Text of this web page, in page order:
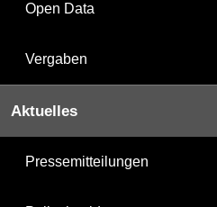
Open Data
Vergaben
Aktuelles
Pressemitteilungen